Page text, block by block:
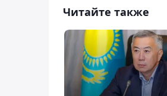
Читайте также